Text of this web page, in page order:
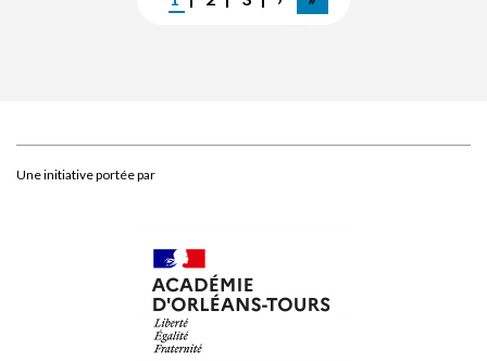
courante
suivante
page
Une initiative portée par